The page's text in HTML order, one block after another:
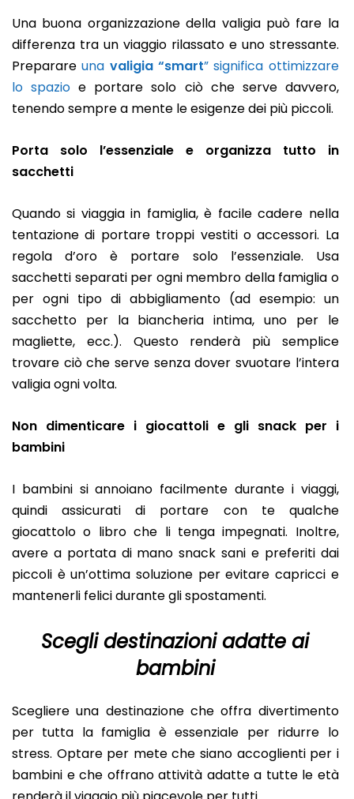
Una buona organizzazione della valigia può fare la
differenza tra un viaggio rilassato e uno stressante.
Preparareuna valigia “smart” significa ottimizzare
lo spazio e portare solo ciò che serve davvero,
tenendo sempre a mente le esigenze dei più piccoli.
Porta solo l’essenziale e organizza tutto in
sacchetti
Quando si viaggia in famiglia, è facile cadere nella
tentazione di portare troppi vestiti o accessori. La
regola d’oro è portare solo l’essenziale. Usa
sacchetti separati per ogni membro della famiglia o
per ogni tipo di abbigliamento (ad esempio: un
sacchetto per la biancheria intima, uno per le
magliette, ecc.). Questo renderà più semplice
trovare ciò che serve senza dover svuotare l’intera
valigia ogni volta.
Non dimenticare i giocattoli e gli snack per i
bambini
I bambini si annoiano facilmente durante i viaggi,
quindi assicurati di portare con te qualche
giocattolo o libro che li tenga impegnati. Inoltre,
avere a portata di mano snack sani e preferiti dai
piccoli è un’ottima soluzione per evitare capricci e
mantenerli felici durante gli spostamenti.
Scegli destinazioni adatte ai
bambini
Scegliere una destinazione che offra divertimento
per tutta la famiglia è essenziale per ridurre lo
stress. Optare per mete che siano accoglienti per i
bambini e che offrano attività adatte a tutte le età